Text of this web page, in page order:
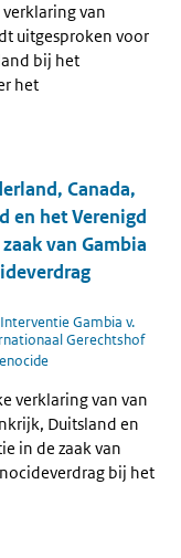
van
uitgesproken voor
bij het
het
Canada,
en het Verenigd
van Gambia
Interventie Gambia v.
Gerechtshof
verklaring van van
Duitsland en
in de zaak van
bij het